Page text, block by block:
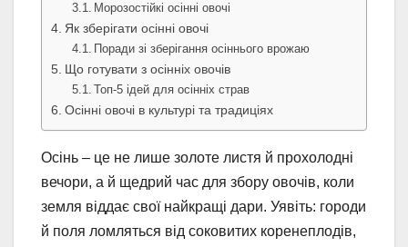
Морозостійкі осінні овочі
Як зберігати осінні овочі
Поради зі зберігання осіннього врожаю
Що готувати з осінніх овочів
Топ-5 ідей для осінніх страв
Осінні овочі в культурі та традиціях
Осінь – це не лише золоте листя й прохолодні
вечори, а й щедрий час для збору овочів, коли
земля віддає свої найкращі дари. Уявіть: городи
й поля ломляться від соковитих коренеплодів,